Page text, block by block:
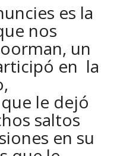
es la
nos
un
en la
le dejó
saltos
en su